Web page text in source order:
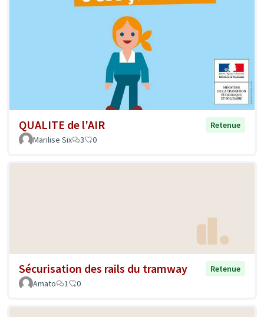
QUALITE de l'AIR
Retenue
Marilise Six
3 0
Sécurisation des rails du tramway
Retenue
Amato
1 0